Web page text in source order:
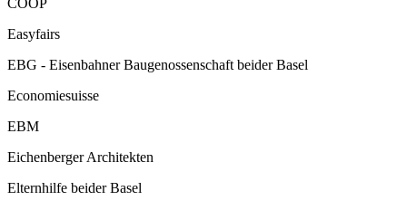
COOP
Easyfairs
EBG - Eisenbahner Baugenossenschaft beider Basel
Economiesuisse
EBM
Eichenberger Architekten
Elternhilfe beider Basel